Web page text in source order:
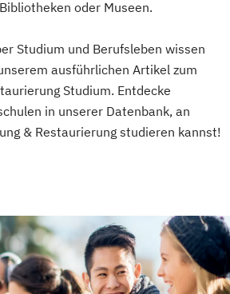
oder Museen.
Studium und Berufsleben wissen
ausführlichen Artikel zum
Studium. Entdecke
in unserer Datenbank, an
& Restaurierung studieren kannst!